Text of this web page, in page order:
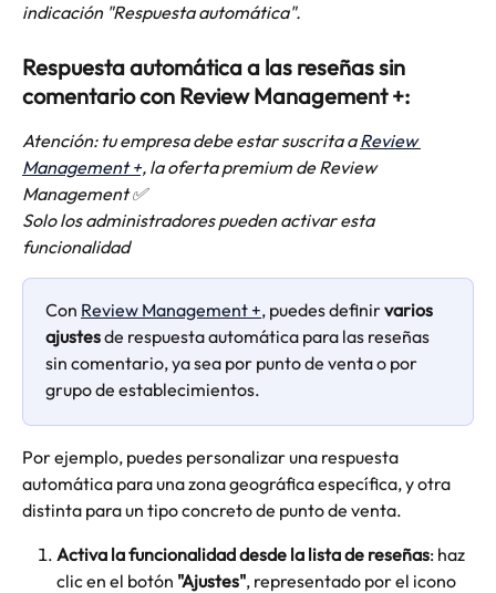
indicación "Respuesta automática".
Respuesta automática a las reseñas sin
comentario con Review Management +:
Atención: tu empresa debe estar suscrita a Review
Management +, la oferta premium de Review
Management ✅
Solo los administradores pueden activar esta
funcionalidad
Con Review Management +, puedes definir varios
ajustes de respuesta automática para las reseñas
sin comentario, ya sea por punto de venta o por
grupo de establecimientos.
Por ejemplo, puedes personalizar una respuesta
automática para una zona geográfica específica, y otra
distinta para un tipo concreto de punto de venta.
Activa la funcionalidad desde la lista de reseñas: haz
clic en el botón "Ajustes", representado por el icono